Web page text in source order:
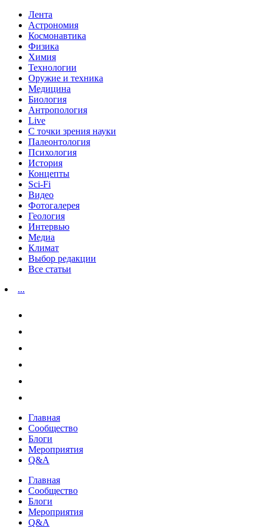
Лента
Астрономия
Космонавтика
Физика
Химия
Технологии
Оружие и техника
Медицина
Биология
Антропология
Live
С точки зрения науки
Палеонтология
Психология
История
Концепты
Sci-Fi
Видео
Фотогалерея
Геология
Интервью
Медиа
Климат
Выбор редакции
Все статьи
...
Главная
Сообщество
Блоги
Мероприятия
Q&A
Главная
Сообщество
Блоги
Мероприятия
Q&A